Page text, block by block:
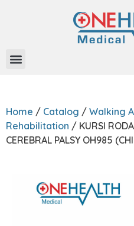
Home / Catalog / Walking
Rehabilitation / KURSI
CEREBRAL PALSY OH985